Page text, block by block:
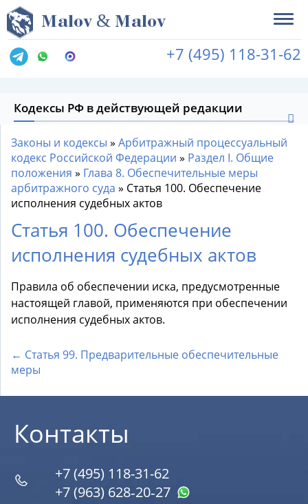
Malov & Malov
+7 (495) 118-31-62
Кодексы РФ в действующей редакции
Законы и кодексы » Арбитражный процессуальный
кодекс Российской Федерации » Раздел I. Общие
положения » Глава 8. Обеспечительные меры
арбитражного суда » Статья 100. Обеспечение
исполнения судебных актов
Статья 100. Обеспечение
исполнения судебных актов
Правила об обеспечении иска, предусмотренные
настоящей главой, применяются при обеспечении
исполнения судебных актов.
← Статья 99. Предварительные обеспечительные
меры
Контакты
+7 (495) 118-31-62
+7 (963) 628‑20‑27